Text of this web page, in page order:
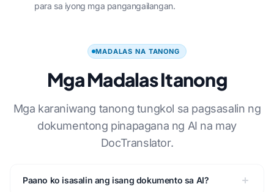
para sa iyong mga pangangailangan.
MADALAS NA TANONG
Mga Madalas Itanong
Mga karaniwang tanong tungkol sa pagsasalin ng
dokumentong pinapagana ng AI na may
DocTranslator.
Paano ko isasalin ang isang dokumento sa AI?